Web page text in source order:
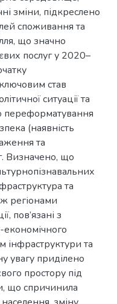
зміни, підкреслено
споживання та
що значно
послуг у 2020–
став
ситуації та
переформатування
(наявність
та
Визначено, що
та
регіонами
пов’язані з
економічного
інфраструктури та
увагу приділено
простору під
що спричинила